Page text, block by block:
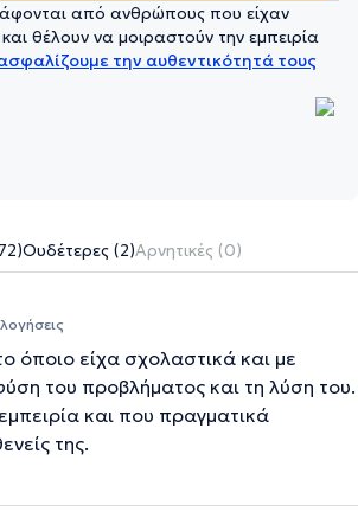
από ανθρώπους που είχαν
θέλουν να μοιραστούν την εμπειρία
την αυθεντικότητά τους
Ουδέτερες (2)Αρνητικές (0)
όποιο είχα σχολαστικά και με
του προβλήματος και τη λύση του.
και που πραγματικά
της.